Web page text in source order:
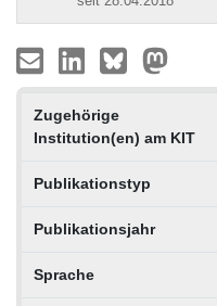
Zugehörige
Institution(en) am KIT
Publikationstyp
Publikationsjahr
Sprache